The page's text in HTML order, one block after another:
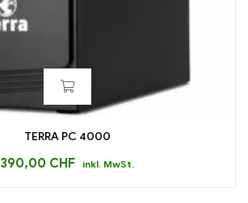
TERRA PC 4000
390,00 CHF inkl. MwSt.